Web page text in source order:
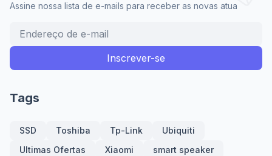
Assine nossa lista de e-mails para receber as novas atua
Tags
SSD Toshiba Tp-Link
Ubiquiti
Ultimas Ofertas
Xiaomi smart speaker